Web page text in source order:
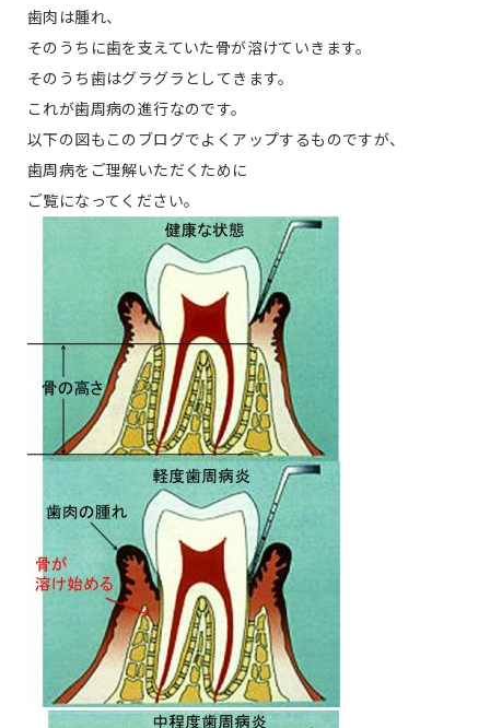
歯肉は腫れ、
そのうちに歯を支えていた骨が溶けていきます。
そのうち歯はグラグラとしてきます。
これが歯周病の進行なのです。
以下の図もこのブログでよくアップするものですが、
歯周病をご理解いただくために
ご覧になってください。